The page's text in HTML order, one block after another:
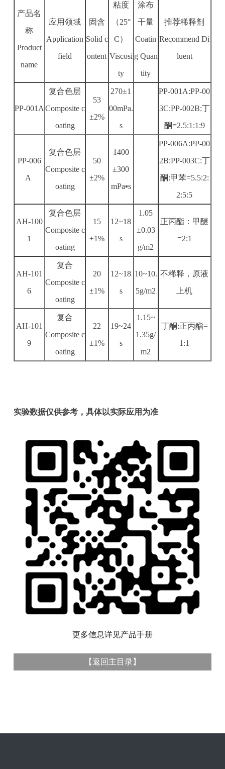
产品名
称
Product
name
应用领域
Application
field
固含
Solid c
ontent
粘度
（25°
C）
Viscosi
ty
涂布
干量
Coatin
g Quan
tity
推荐稀释剂
Recommend Di
luent
PP-001A
复合色层
Composite c
oating
53
±2%
270±1
00mPa.
s
PP-001A:PP-00
3C:PP-002B:丁
酮=2.5:1:1:9
PP-006
A
复合色层
Composite c
oating
50
±2%
1400
±300
mPa▪s
PP-006A:PP-00
2B:PP-003C:丁
酮:甲苯=5.5:2:
2:5:5
AH-100
1
复合色层
Composite c
oating
15
±1%
12~18
s
1.05
±0.03
g/m2
正丙酯：甲醚
=2:1
AH-101
6
复合
Composite c
oating
20
±1%
12~18
s
10~10.
5g/m2
不稀释，原液
上机
AH-101
9
复合
Composite c
oating
22
±1%
19~24
s
1.15~
1.35g/
m2
丁酮:正丙酯=
1:1
实验数据仅供参考，具体以实际应用为准
更多信息详见产品手册
【返回主目录 】